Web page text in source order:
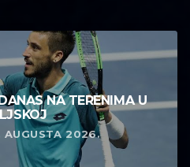
NA TERENIMA U
AUGUSTA 2026.